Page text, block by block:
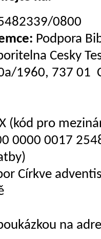
0800
Podpora
Cesky
1960, 737 01
(kód pro
0000 0017
Církve
na